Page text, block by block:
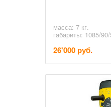
масса: 7 кг.
габариты: 1085/
26'000 руб.